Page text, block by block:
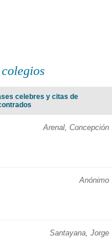
celebres y citas de
Arenal, Concepción
Anónimo
Santayana, Jorge